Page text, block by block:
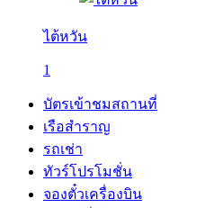
ไต้หวัน
1
บัตรเข้าชมสถานที่
เรือสำราญ
รถเช่า
ทัวร์โปรโมชั่น
จองตั๋วเครื่องบิน